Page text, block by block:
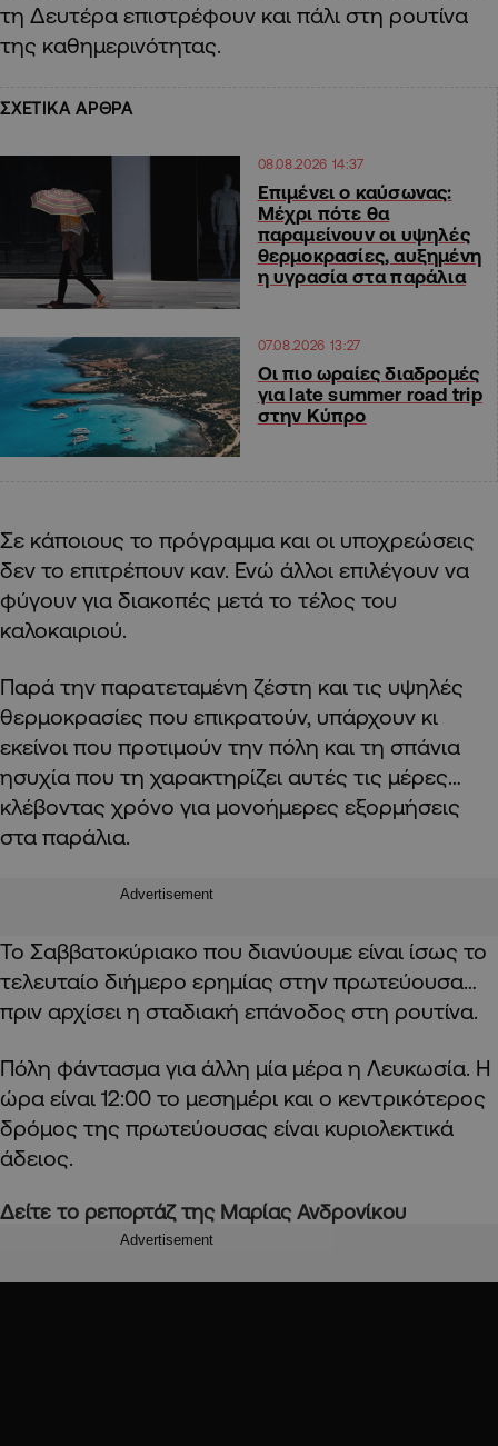
τη Δευτέρα επιστρέφουν και πάλι στη ρουτίνα
της καθημερινότητας.
ΣΧΕΤΙΚΑ ΑΡΘΡΑ
08.08.2026 14:37
Επιμένει ο καύσωνας:
Μέχρι πότε θα
παραμείνουν οι υψηλές
θερμοκρασίες, αυξημένη
η υγρασία στα παράλια
07.08.2026 13:27
Οι πιο ωραίες διαδρομές
για late summer road trip
στην Κύπρο
Σε κάποιους το πρόγραμμα και οι υποχρεώσεις
δεν το επιτρέπουν καν. Ενώ άλλοι επιλέγουν να
φύγουν για διακοπές μετά το τέλος του
καλοκαιριού.
Παρά την παρατεταμένη ζέστη και τις υψηλές
θερμοκρασίες που επικρατούν, υπάρχουν κι
εκείνοι που προτιμούν την πόλη και τη σπάνια
ησυχία που τη χαρακτηρίζει αυτές τις μέρες…
κλέβοντας χρόνο για μονοήμερες εξορμήσεις
στα παράλια.
Advertisement
Το Σαββατοκύριακο που διανύουμε είναι ίσως το
τελευταίο διήμερο ερημίας στην πρωτεύουσα…
πριν αρχίσει η σταδιακή επάνοδος στη ρουτίνα.
Πόλη φάντασμα για άλλη μία μέρα η Λευκωσία. Η
ώρα είναι 12:00 το μεσημέρι και ο κεντρικότερος
δρόμος της πρωτεύουσας είναι κυριολεκτικά
άδειος.
Δείτε το ρεπορτάζ της Μαρίας Ανδρονίκου
Advertisement